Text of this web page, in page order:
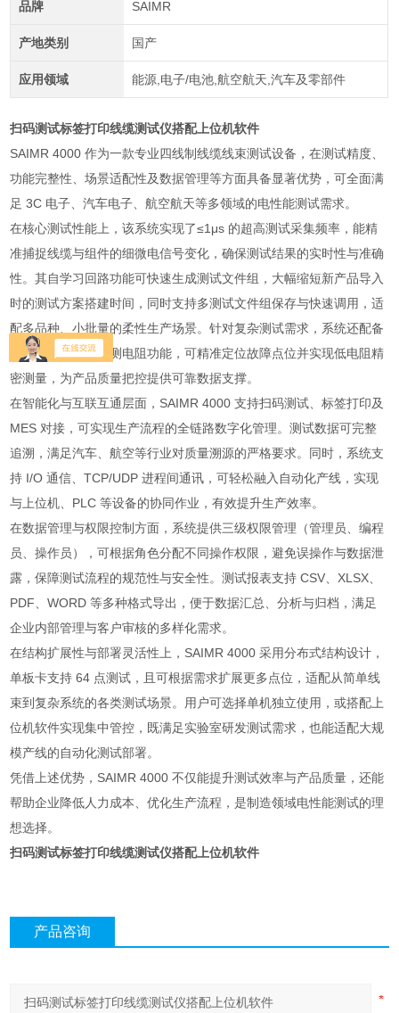
品牌 SAIMR
产地类别 国产
应用领域 能源,电子/电池,航空航天,汽车及零部件
扫码测试标签打印线缆测试仪搭配上位机软件
SAIMR 4000 作为一款专业四线制线缆线束测试设备，在测试精度、
功能完整性、场景适配性及数据管理等方面具备显著优势，可全面满
足 3C 电子、汽车电子、航空航天等多领域的电性能测试需求。
在核心测试性能上，该系统实现了≤1μs 的超高测试采集频率，能精
准捕捉线缆与组件的细微电信号变化，确保测试结果的实时性与准确
性。其自学习回路功能可快速生成测试文件组，大幅缩短新产品导入
时的测试方案搭建时间，同时支持多测试文件组保存与快速调用，适
配多品种、小批量的柔性生产场景。针对复杂测试需求，系统还配备
找点功能与四线点测电阻功能，可精准定位故障点位并实现低电阻精
密测量，为产品质量把控提供可靠数据支撑。
在智能化与互联互通层面，SAIMR 4000 支持扫码测试、标签打印及
MES 对接，可实现生产流程的全链路数字化管理。测试数据可完整
追溯，满足汽车、航空等行业对质量溯源的严格要求。同时，系统支
持 I/O 通信、TCP/UDP 进程间通讯，可轻松融入自动化产线，实现
与上位机、PLC 等设备的协同作业，有效提升生产效率。
在数据管理与权限控制方面，系统提供三级权限管理（管理员、编程
员、操作员），可根据角色分配不同操作权限，避免误操作与数据泄
露，保障测试流程的规范性与安全性。测试报表支持 CSV、XLSX、
PDF、WORD 等多种格式导出，便于数据汇总、分析与归档，满足
企业内部管理与客户审核的多样化需求。
在结构扩展性与部署灵活性上，SAIMR 4000 采用分布式结构设计，
单板卡支持 64 点测试，且可根据需求扩展更多点位，适配从简单线
束到复杂系统的各类测试场景。用户可选择单机独立使用，或搭配上
位机软件实现集中管控，既满足实验室研发测试需求，也能适配大规
模产线的自动化测试部署。
凭借上述优势，SAIMR 4000 不仅能提升测试效率与产品质量，还能
帮助企业降低人力成本、优化生产流程，是制造领域电性能测试的理
想选择。
扫码测试标签打印线缆测试仪搭配上位机软件
产品咨询